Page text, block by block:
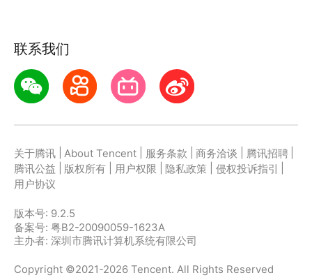
联系我们
关于腾讯 About Tencent 服务条款 商务洽谈 腾讯招聘
腾讯公益
版权所有 用户权限 隐私政策 侵权投诉指引
用户协议
版本号: 9.2.5
备案号: 粤B2-20090059-1623A
主办者: 深圳市腾讯计算机系统有限公司
Copyright ©2021-2026 Tencent. All Rights Reserved